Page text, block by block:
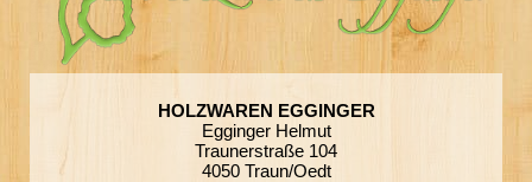
HOLZWAREN EGGINGER
Egginger Helmut
Traunerstraße 104
4050 Traun/Oedt